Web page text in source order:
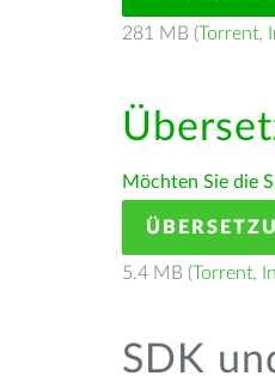
281 MB (Torrent,
Möchten Sie die
5.4 MB (Torrent,
SDK